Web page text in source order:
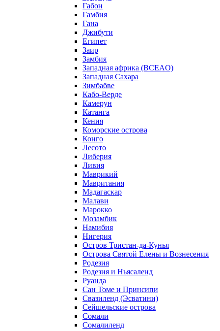
Габон
Гамбия
Гана
Джибути
Египет
Заир
Замбия
Западная африка (BCEAO)
Западная Сахара
Зимбабве
Кабо-Верде
Камерун
Катанга
Кения
Коморские острова
Конго
Лесото
Либерия
Ливия
Маврикий
Мавритания
Мадагаскар
Малави
Марокко
Мозамбик
Намибия
Нигерия
Остров Тристан-да-Кунья
Острова Святой Елены и Вознесения
Родезия
Родезия и Ньясаленд
Руанда
Сан Томе и Принсипи
Свазиленд (Эсватини)
Сейшельские острова
Сомали
Сомалиленд